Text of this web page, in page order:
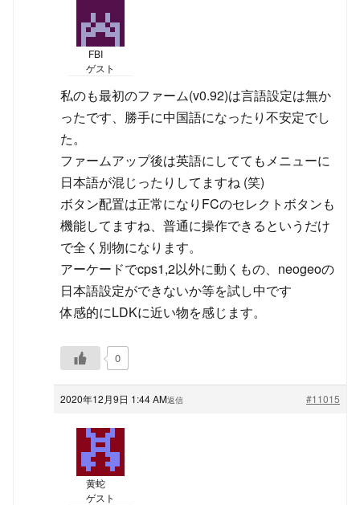
FBI
ゲスト
私のも最初のファーム(v0.92)は言語設定は無か
ったです、勝手に中国語になったり不安定でし
た。
ファームアップ後は英語にしててもメニューに
日本語が混じったりしてますね (笑)
ボタン配置は正常になりFCのセレクトボタンも
機能してますね、普通に操作できるというだけ
で全く別物になります。
アーケードでcps1,2以外に動くもの、neogeoの
日本語設定ができないか等を試し中です
体感的にLDKに近い物を感じます。
0
2020年12月9日 1:44 AM #11015
返信
黄蛇
ゲスト